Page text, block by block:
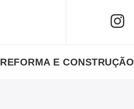
REFORMA E CONSTRUÇÃO